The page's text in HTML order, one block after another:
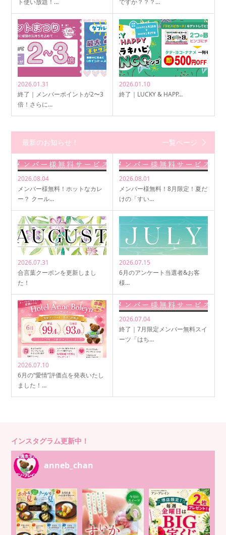
ト使い放題！…
ですか？？？…
2026.01.31
終了｜メンバーポイントが2〜3
倍！さらに…
2026.01.10
終了｜LUCKY & HAPP…
最新のお知らせ！ 一覧ページ
2026.08.04
メンバー様無料！ホットなカレ
ー？ クール…
2026.08.01
メンバー様無料！8月限定！夏だ
けの「すい…
2026.07.31
合言葉クーポンを更新しまし
た！
2026.07.15
6月のアンケート当選者&お客
様…
2026.07.10
6月の“愛情”評価点を発表いたし
ました！…
2026.07.04
終了｜7月限定メンバー無料スイ
ーツ「はち…
インスタグラム更新中！
anneb_chan